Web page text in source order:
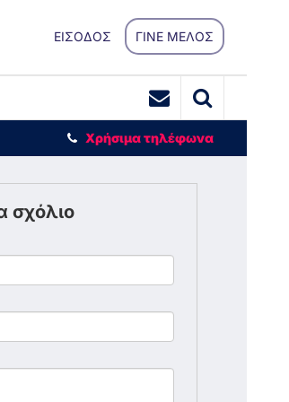
ΕΙΣΟΔΟΣ ΓΙΝΕ ΜΕΛΟΣ
Χρήσιμα τηλέφωνα
σχόλιο